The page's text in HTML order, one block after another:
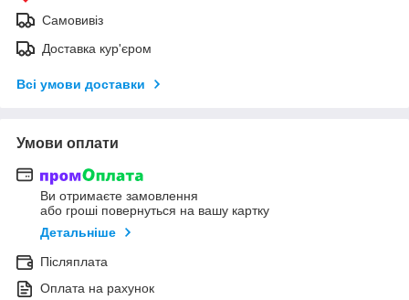
Самовивіз
Доставка кур'єром
Всі умови доставки
Умови оплати
Ви отримаєте замовлення
або гроші повернуться на вашу картку
Детальніше
Післяплата
Оплата на рахунок